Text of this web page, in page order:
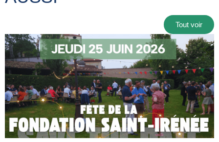
Tout voir